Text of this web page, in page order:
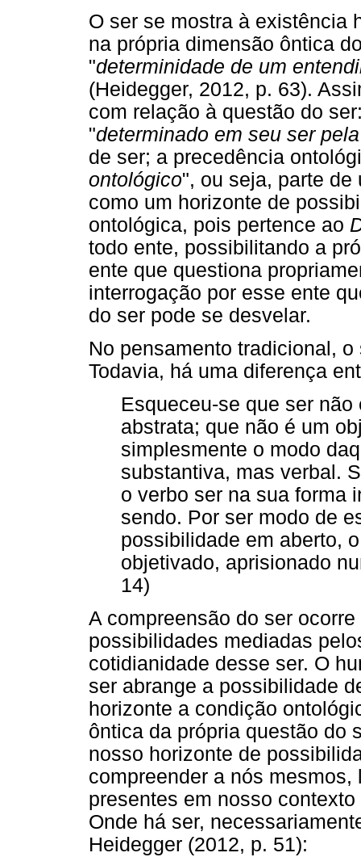
O ser se mostra à existência
na própria dimensão ôntica
"determinidade de um
(Heidegger, 2012, p. 63).
com relação à questão do
"determinado em seu ser
de ser; a precedência
ontológico", ou seja, parte
como um horizonte de
ontológica, pois pertence ao
todo ente, possibilitando a
ente que questiona
interrogação por esse ente
do ser pode se desvelar.
No pensamento tradicional,
Todavia, há uma diferença
Esqueceu-se que ser
abstrata; que não é um
simplesmente o modo
substantiva, mas verbal.
o verbo ser na sua forma
sendo. Por ser modo de
possibilidade em aberto,
objetivado, aprisionado
14)
A compreensão do ser
possibilidades mediadas
cotidianidade desse ser. O
ser abrange a possibilidade
horizonte a condição
ôntica da própria questão do
nosso horizonte de
compreender a nós
presentes em nosso
Onde há ser,
Heidegger (2012, p. 51):